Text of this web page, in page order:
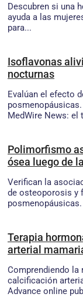
Descubren si una
ayuda a las
para...
Isoflavonas
nocturnas
Evalúan el efecto
posmenopáusicas.
MedWire News: el
Polimorfismo
ósea luego de
Verifican la
de osteoporosis y
posmenopáusicas.
Terapia
arterial
Comprendiendo la
calcificación
Advance online